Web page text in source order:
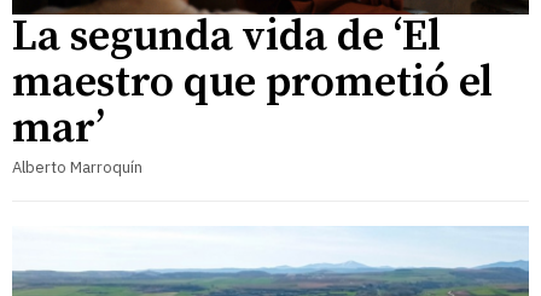
La segunda vida de ‘El
maestro que prometió el
mar’
Alberto Marroquín